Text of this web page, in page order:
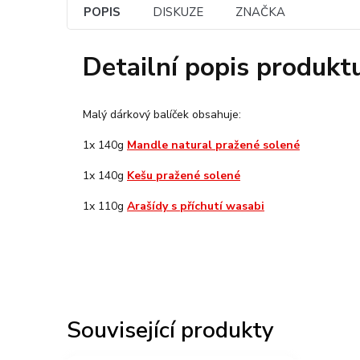
POPIS DISKUZE ZNAČKA
Detailní popis
Malý dárkový balíček obsahuje:
1x 140g Mandle natural pražené solené
1x 140g Kešu pražené solené
1x 110g Arašídy s příchutí wasabi
Související produkty